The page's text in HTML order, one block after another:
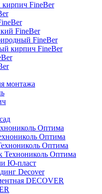
кирпич FineBer
FineBer
FineBer
кирпич FineBer
монтажа
Оптима
Оптима
Оптима
Технониколь Оптима
Ю-пласт
Decover
DECOVER